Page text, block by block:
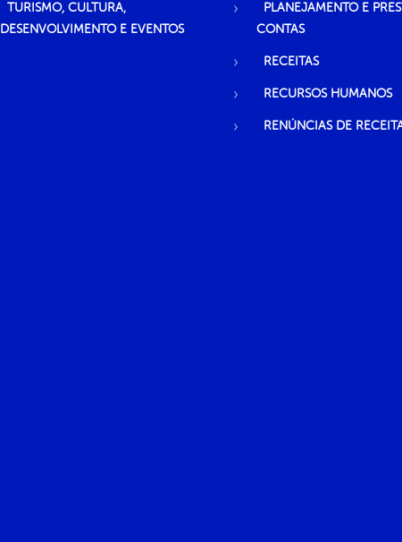
TURISMO, CULTURA,
DESENVOLVIMENTO E EVENTOS
PLANEJAMENTO E
CONTAS
RECEITAS
RECURSOS HUMANOS
RENÚNCIAS DE